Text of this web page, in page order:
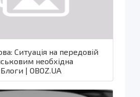
Ситуація на передовій
необхідна
| OBOZ.UA